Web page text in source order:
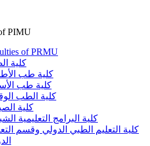
PIMU
of PRMU
كلية
كلية طب
كلية طب
كلية الطب
كلية
كلية البرامج التعليمية
كلية التعليم الطبي الدولي وقسم